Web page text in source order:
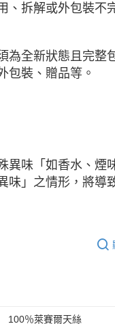
、拆解或外包裝不
為全新狀態且完整
包裝、贈品等。
異味「如香水、煙
味」之情形，將導
100％萊賽爾天絲